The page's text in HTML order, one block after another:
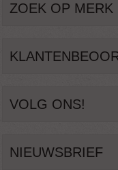
ZOEK OP MERK
VOLG ONS!
NIEUWSBRIEF